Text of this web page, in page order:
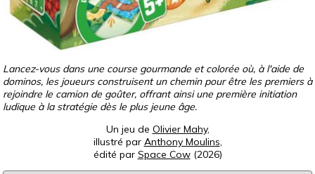
Lancez-vous dans une course gourmande et colorée où, à l'aide de
dominos, les joueurs construisent un chemin pour être les premiers à
rejoindre le camion de goûter, offrant ainsi une première initiation
ludique à la stratégie dès le plus jeune âge.
Un jeu de Olivier Mahy,
illustré par Anthony Moulins,
édité par Space Cow(2026)